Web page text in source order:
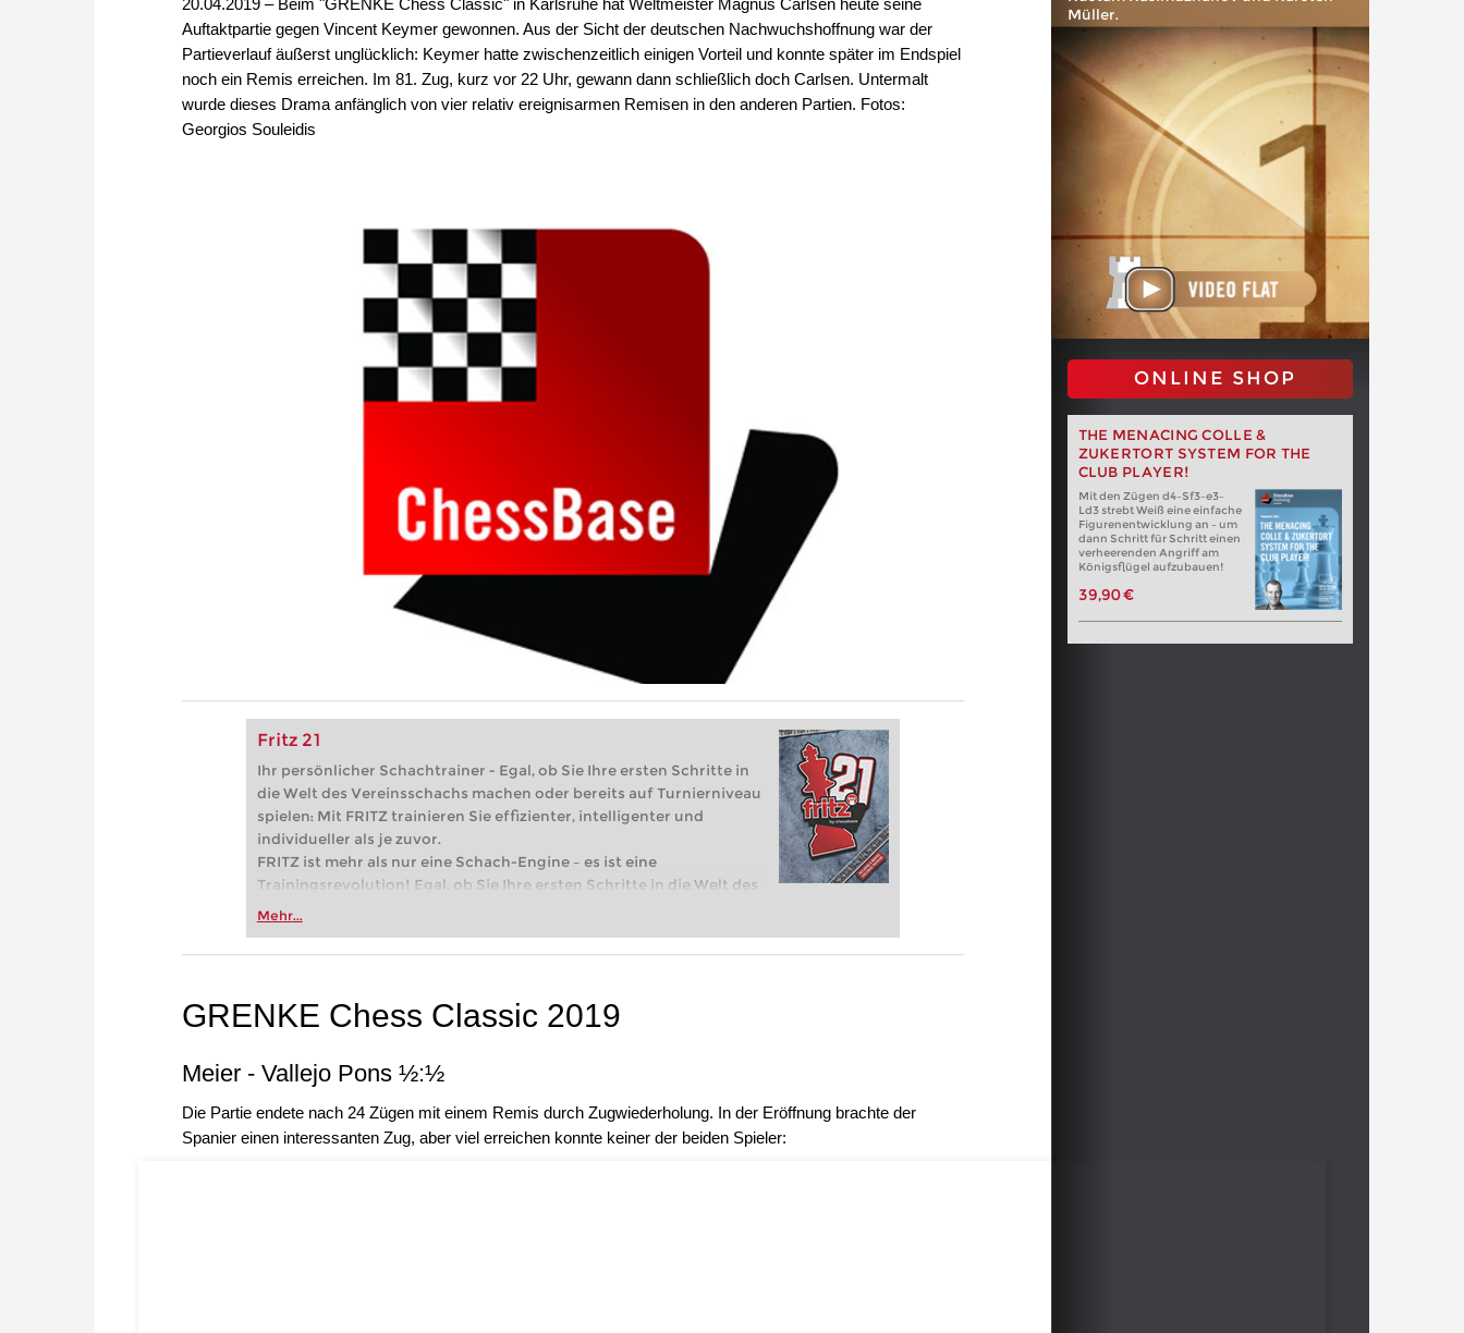
Auftaktpartie gegen Vincent Keymer gewonnen. Aus der Sicht der deutschen Nachwuchshoffnung war der
Partieverlauf äußerst unglücklich: Keymer hatte zwischenzeitlich einigen Vorteil und konnte später im Endspiel
noch ein Remis erreichen. Im 81. Zug, kurz vor 22 Uhr, gewann dann schließlich doch Carlsen. Untermalt
wurde dieses Drama anfänglich von vier relativ ereignisarmen Remisen in den anderen Partien. Fotos:
Georgios Souleidis
Fritz 21
Ihr persönlicher Schachtrainer - Egal, ob Sie Ihre ersten Schritte in
die Welt des Vereinsschachs machen oder bereits auf Turnierniveau
spielen: Mit FRITZ trainieren Sie effizienter, intelligenter und
individueller als je zuvor.
FRITZ ist mehr als nur eine Schach-Engine – es ist eine
Trainingsrevolution! Egal, ob Sie Ihre ersten Schritte in die Welt des
Vereinsschachs machen oder bereits auf Turnierniveau spielen: Mit
zuvor.
Mehr...
Müller.
ONLINE SHOP
THE MENACING COLLE &
ZUKERTORT SYSTEM FOR THE
CLUB PLAYER!
Mit den Zügen d4–Sf3–e3–
Ld3 strebt Weiß eine einfache
Figurenentwicklung an – um
dann Schritt für Schritt einen
verheerenden Angriff am
Königsflügel aufzubauen!
39,90 €
GRENKE Chess Classic 2019
Meier - Vallejo Pons ½:½
Die Partie endete nach 24 Zügen mit einem Remis durch Zugwiederholung. In der Eröffnung brachte der
Spanier einen interessanten Zug, aber viel erreichen konnte keiner der beiden Spieler: